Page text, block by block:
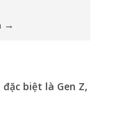
→
biệt là Gen Z,